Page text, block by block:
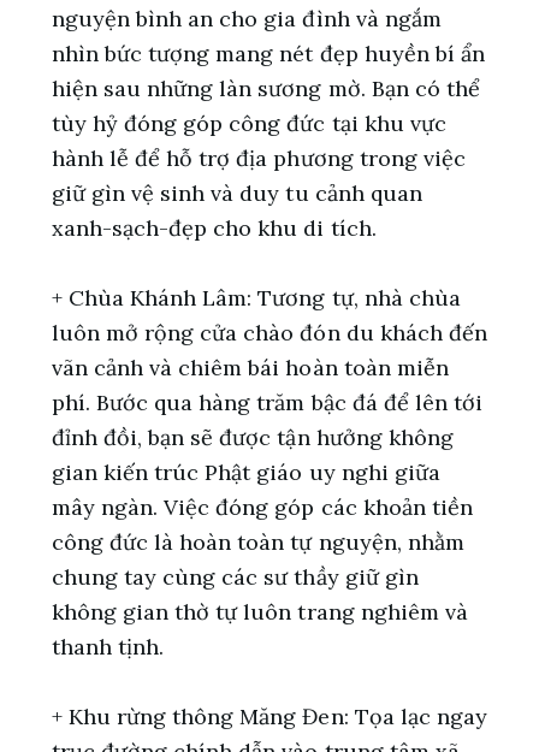
nguyện bình an cho gia đình và ngắm
nhìn bức tượng mang nét đẹp huyền bí ẩn
hiện sau những làn sương mờ. Bạn có thể
tùy hỷ đóng góp công đức tại khu vực
hành lễ để hỗ trợ địa phương trong việc
giữ gìn vệ sinh và duy tu cảnh quan
xanh-sạch-đẹp cho khu di tích.
+ Chùa Khánh Lâm: Tương tự, nhà chùa
luôn mở rộng cửa chào đón du khách đến
vãn cảnh và chiêm bái hoàn toàn miễn
phí. Bước qua hàng trăm bậc đá để lên tới
đỉnh đồi, bạn sẽ được tận hưởng không
gian kiến trúc Phật giáo uy nghi giữa
mây ngàn. Việc đóng góp các khoản tiền
công đức là hoàn toàn tự nguyện, nhằm
chung tay cùng các sư thầy giữ gìn
không gian thờ tự luôn trang nghiêm và
thanh tịnh.
+ Khu rừng thông Măng Đen: Tọa lạc ngay